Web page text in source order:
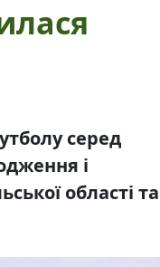
серед
і
області та